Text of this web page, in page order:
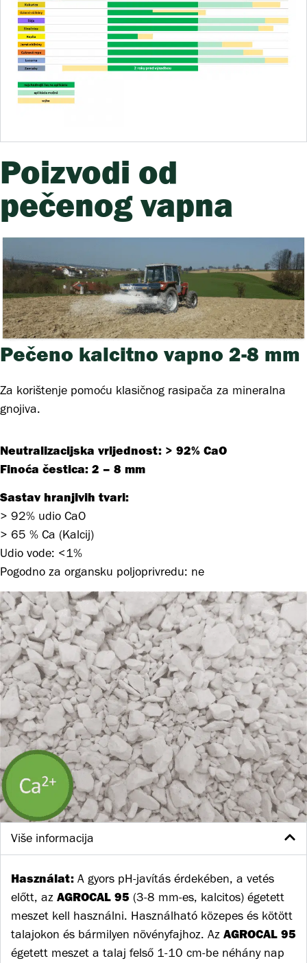
Poizvodi od
pečenog vapna
Pečeno kalcitno vapno 2-8 mm
Za korištenje pomoću klasičnog rasipača za mineralna
gnojiva.
Neutralizacijska vrijednost: > 92% CaO
Finoća čestica: 2 – 8 mm
Sastav hranjivih tvari:
> 92% udio CaO
> 65 % Ca (Kalcij)
Udio vode: <1%
Pogodno za organsku poljoprivredu: ne
Više informacija
Használat: A gyors pH-javítás érdekében, a vetés
előtt, az AGROCAL 95 (3-8 mm-es, kalcitos) égetett
meszet kell használni. Használható közepes és kötött
talajokon és bármilyen növényfajhoz. Az AGROCAL 95
égetett meszet a talaj felső 1-10 cm-be néhány nap